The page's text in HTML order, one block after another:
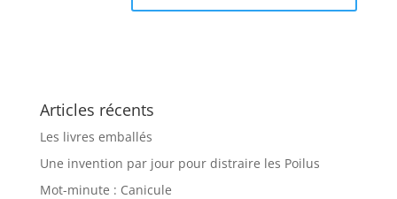
Articles récents
Les livres emballés
Une invention par jour pour distraire les Poilus
Mot-minute : Canicule